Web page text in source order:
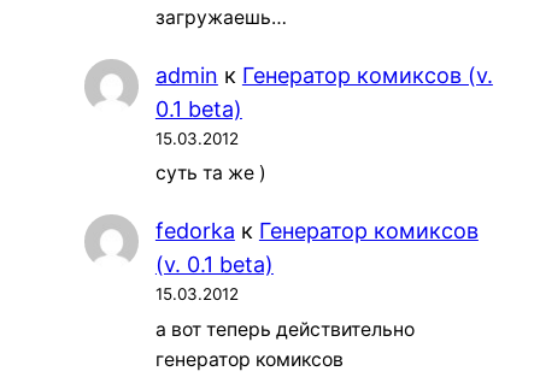
загружаешь…
admin к Генератор комиксов (v.
0.1 beta)
15.03.2012
суть та же )
fedorka к Генератор комиксов
(v. 0.1 beta)
15.03.2012
а вот теперь действительно
генератор комиксов